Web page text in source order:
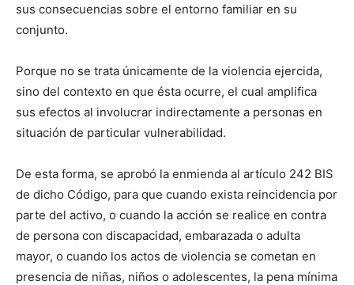
sus consecuencias sobre el entorno familiar en su
conjunto.
Porque no se trata únicamente de la violencia ejercida,
sino del contexto en que ésta ocurre, el cual amplifica
sus efectos al involucrar indirectamente a personas en
situación de particular vulnerabilidad.
De esta forma, se aprobó la enmienda al artículo 242 BIS
de dicho Código, para que cuando exista reincidencia por
parte del activo, o cuando la acción se realice en contra
de persona con discapacidad, embarazada o adulta
mayor, o cuando los actos de violencia se cometan en
presencia de niñas, niños o adolescentes, la pena mínima